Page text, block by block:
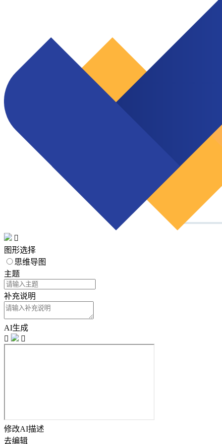

图形选择
思维导图
主题
补充说明
AI生成


修改AI描述
去编辑